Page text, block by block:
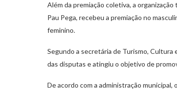
Além da premiação coletiva, a
Pau Pega, recebeu a premiação no
feminino.
Segundo a secretária de Turismo, Cultura
das disputas e atingiu o objetivo de
De acordo com a administração